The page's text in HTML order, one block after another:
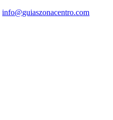
info@guiaszonacentro.com